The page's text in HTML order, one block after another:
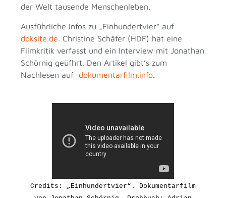
der Welt tausende Menschenleben.
Ausführliche Infos zu „Einhundertvier“ auf
doksite.de. Christine Schäfer (HDF) hat eine
Filmkritik verfasst und ein Interview mit Jonathan
Schörnig geüfhrt. Den Artikel gibt’s zum
Nachlesen auf dokumentarfilm.info.
Credits: „Einhundertvier“. Dokumentarfilm